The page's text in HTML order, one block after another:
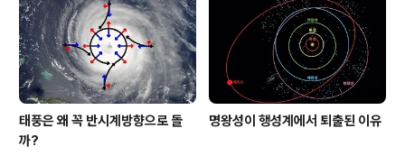
태풍은 왜 꼭 반시계방향으로 돌
까?
명왕성이 행성계에서 퇴출된 이유